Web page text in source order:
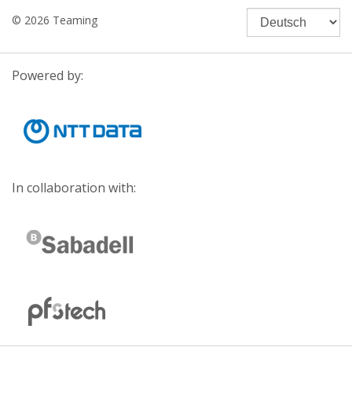
© 2026 Teaming
Powered by:
In collaboration with: